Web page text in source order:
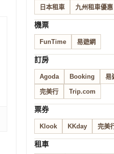
日本租車 九州租車優惠
機票
FunTime 易遊網
訂房
Agoda Booking 易
完美行 Trip.com
票券
Klook KKday 完美
租車